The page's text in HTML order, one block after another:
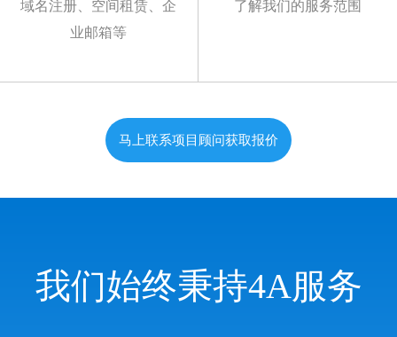
域名注册、空间租赁、企
业邮箱等
了解我们的服务范围
马上联系项目顾问获取报价
我们始终秉持4A服务